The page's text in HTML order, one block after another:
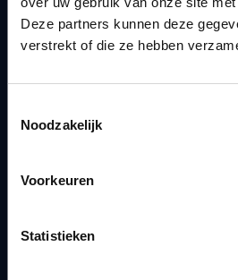
Deze partners kunnen deze
verstrekt of die ze hebben
Noodzakelijk
Voorkeuren
Statistieken
Bereikbaarheid
Onderzoeksgroepen
Campusfaciliteiten
Personeel
Leerkrachten en